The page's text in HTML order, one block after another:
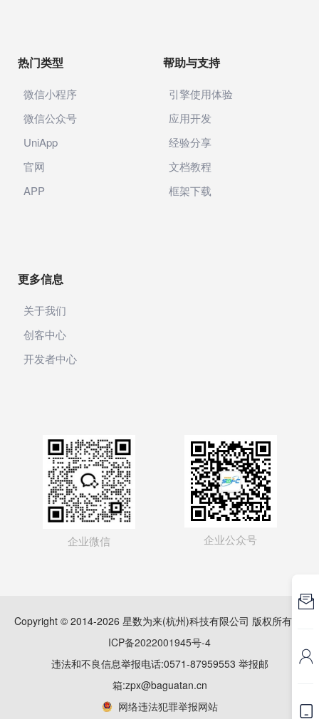
热门类型
微信小程序
微信公众号
UniApp
官网
APP
帮助与支持
引擎使用体验
应用开发
经验分享
文档教程
框架下载
更多信息
关于我们
创客中心
开发者中心
企业微信 企业公众号
Copyright © 2014-2026 星数为来(杭州)科技有限公司 版权所有
ICP备2022001945号-4
违法和不良信息举报电话:0571-87959553 举报邮
箱:zpx@baguatan.cn
网络违法犯罪举报网站


